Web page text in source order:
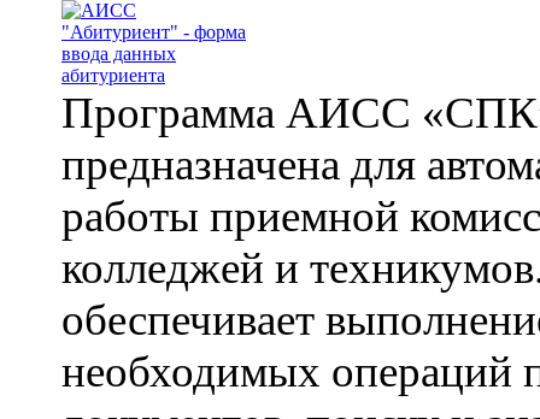
Программа АИСС
предназначена для
работы приемной
колледжей и
обеспечивает
необходимых операций